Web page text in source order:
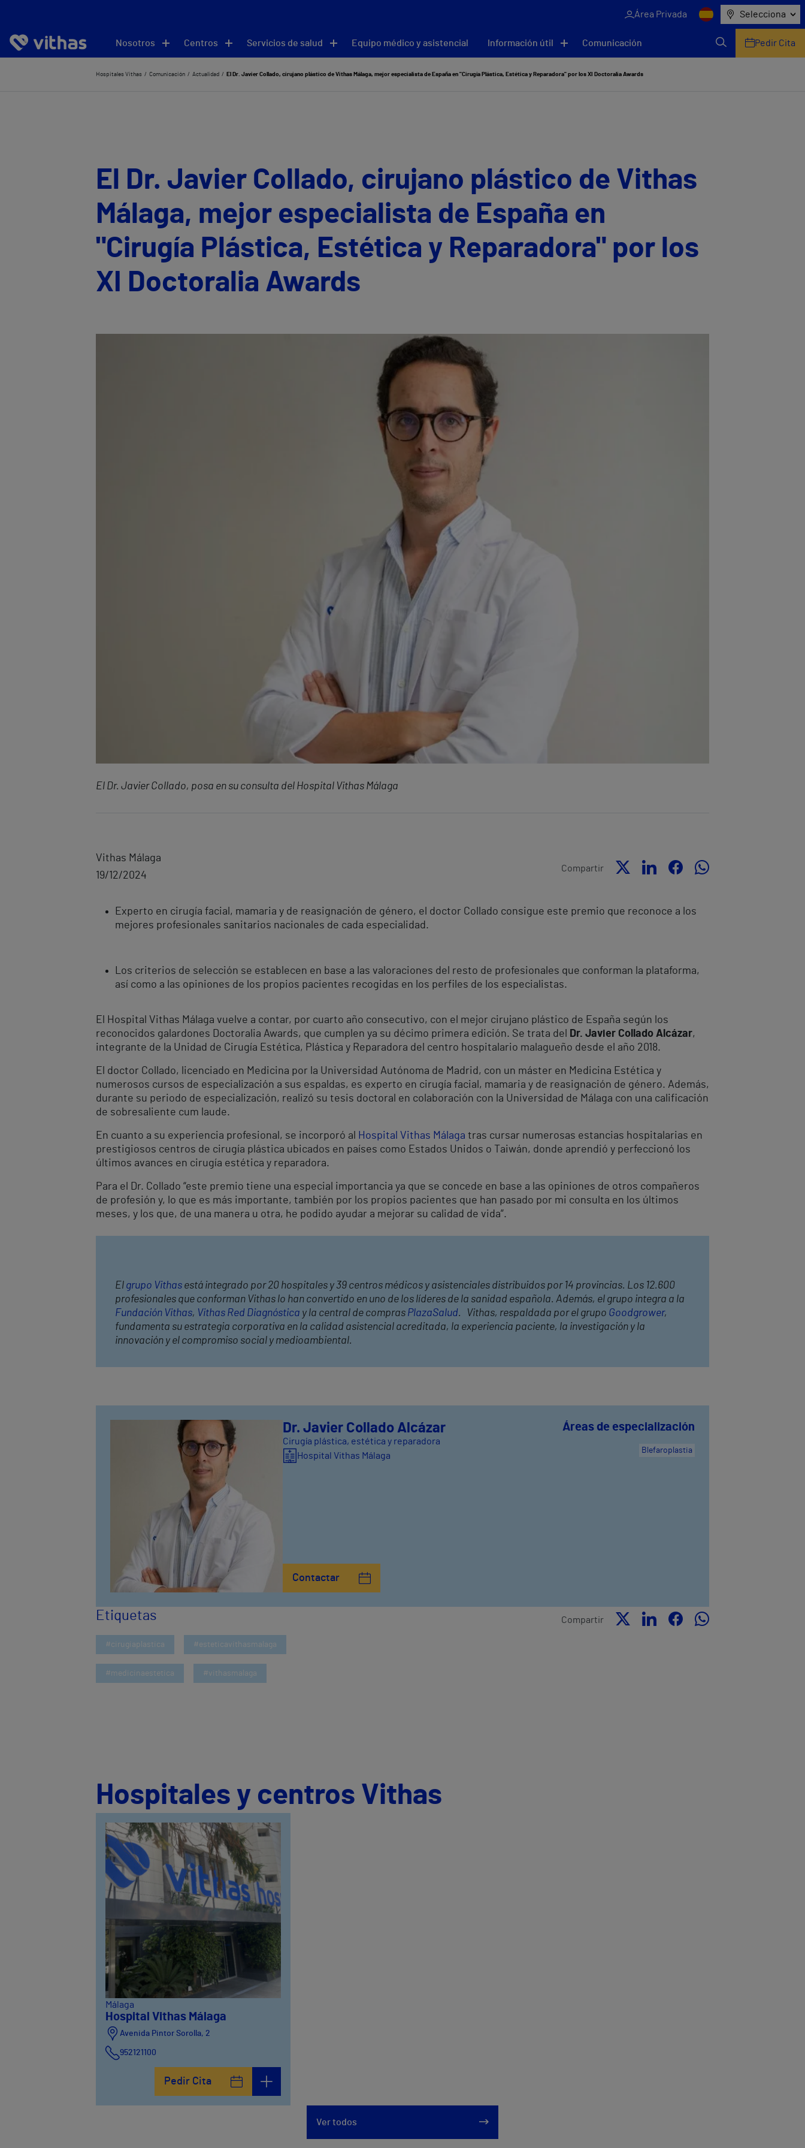
Área Privada Selecciona
Nosotros Centros Servicios de salud Equipo médico y asistencial Información útil Comunicación Pedir Cita
Hospitales Vithas Comunicación Actualidad El Dr. Javier Collado, cirujano plástico de Vithas Málaga, mejor especialista de España en "Cirugía Plástica, Estética y Reparadora" por los XI Doctoralia Awards
El Dr. Javier Collado, cirujano plástico de Vithas
Málaga, mejor especialista de España en
"Cirugía Plástica, Estética y Reparadora" por los
XI Doctoralia Awards
El Dr. Javier Collado, posa en su consulta del Hospital Vithas Málaga
Vithas Málaga
19/12/2024
Compartir
Experto en cirugía facial, mamaria y de reasignación de género, el doctor Collado consigue este premio que reconoce a los
mejores profesionales sanitarios nacionales de cada especialidad.
Los criterios de selección se establecen en base a las valoraciones del resto de profesionales que conforman la plataforma,
así como a las opiniones de los propios pacientes recogidas en los perfiles de los especialistas.
El Hospital Vithas Málaga vuelve a contar, por cuarto año consecutivo, con el mejor cirujano plástico de España según los
reconocidos galardones Doctoralia Awards, que cumplen ya su décimo primera edición. Se trata del
Dr. Javier Collado Alcázar,
integrante de la Unidad de Cirugía Estética, Plástica y Reparadora del centro hospitalario malagueño desde el año 2018.
El doctor Collado, licenciado en Medicina por la Universidad Autónoma de Madrid, con un máster en Medicina Estética y
numerosos cursos de especialización a sus espaldas, es experto en cirugía facial, mamaria y de reasignación de género. Además,
durante su periodo de especialización, realizó su tesis doctoral en colaboración con la Universidad de Málaga con una calificación
de sobresaliente cum laude.
En cuanto a su experiencia profesional, se incorporó al Hospital Vithas Málaga tras cursar numerosas estancias hospitalarias en
prestigiosos centros de cirugía plástica ubicados en países como Estados Unidos o Taiwán, donde aprendió y perfeccionó los
últimos avances en cirugía estética y reparadora.
Para el Dr. Collado “este premio tiene una especial importancia ya que se concede en base a las opiniones de otros compañeros
de profesión y, lo que es más importante, también por los propios pacientes que han pasado por mi consulta en los últimos
meses, y los que, de una manera u otra, he podido ayudar a mejorar su calidad de vida”.
El grupo Vithas está integrado por 20 hospitales y 39 centros médicos y asistenciales distribuidos por 14 provincias. Los 12.600
profesionales que conforman Vithas lo han convertido en uno de los líderes de la sanidad española. Además, el grupo integra a la
Fundación Vithas, Vithas Red Diagnóstica y la central de compras PlazaSalud. Vithas, respaldada por el grupo Goodgrower,
fundamenta su estrategia corporativa en la calidad asistencial acreditada, la experiencia paciente, la investigación y la
innovación y el compromiso social y medioambiental.
Dr. Javier Collado Alcázar
Cirugía plástica, estética y reparadora
Hospital Vithas Málaga
Contactar
Áreas de especialización
Blefaroplastia
Compartir
Etiquetas
#cirugiaplastica #esteticavithasmalaga
#medicinaestetica #vithasmalaga
Hospitales y centros Vithas
Málaga
Hospital Vithas Málaga
Avenida Pintor Sorolla, 2
952121100
Pedir Cita
Ver todos